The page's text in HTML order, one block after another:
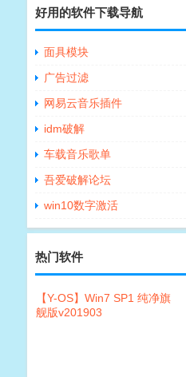
好用的软件下载导航
面具模块
广告过滤
网易云音乐插件
idm破解
车载音乐歌单
吾爱破解论坛
win10数字激活
热门软件
【Y-OS】Win7 SP1 纯净旗
舰版v201903